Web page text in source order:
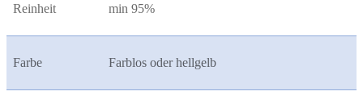
Reinheit min 95%
Farbe Farblos oder hellgelb